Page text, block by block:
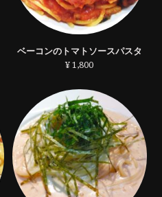
ベーコンのトマトソースパスタ
¥ 1,800